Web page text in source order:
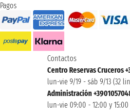
Pagos
Contactos
Centro Reservas Cruceros
lun-vie 9/19 - sáb 9/13 (32
Administración
lun-vie 09:00 - 12:00 y 15:00